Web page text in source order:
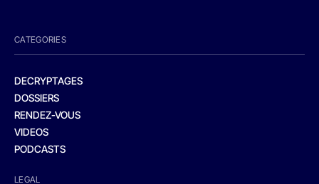
CATEGORIES
DECRYPTAGES
DOSSIERS
RENDEZ-VOUS
VIDEOS
PODCASTS
LEGAL